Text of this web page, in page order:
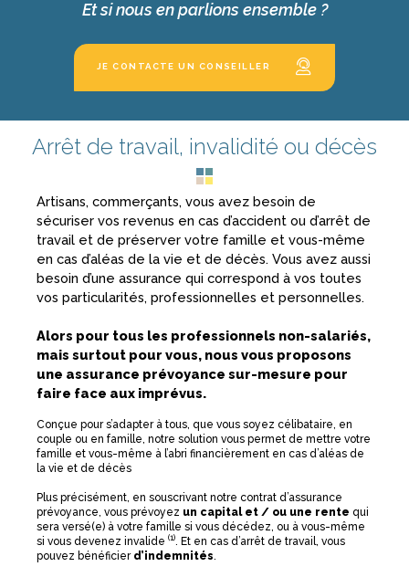
Et si nous en parlions ensemble ?
JE CONTACTE UN CONSEILLER
Arrêt de travail, invalidité ou décès
Artisans, commerçants, vous avez besoin de
sécuriser vos revenus en cas d’accident ou d’arrêt de
travail et de préserver votre famille et vous-même
en cas d’aléas de la vie et de décès. Vous avez aussi
besoin d’une assurance qui correspond à vos toutes
vos particularités, professionnelles et personnelles.
Alors pour tous les professionnels non-salariés,
mais surtout pour vous, nous vous proposons
une assurance prévoyance sur-mesure pour
faire face aux imprévus.
Conçue pour s’adapter à tous, que vous soyez célibataire, en
couple ou en famille, notre solution vous permet de mettre votre
famille et vous-même à l’abri financièrement en cas d’aléas de
la vie et de décès
Plus précisément, en souscrivant notre contrat d’assurance
prévoyance, vous prévoyez un capital et / ou une rente qui
sera versé(e) à votre famille si vous décédez, ou à vous-même
si vous devenez invalide (1) . Et en cas d’arrêt de travail, vous
pouvez bénéficierd’indemnités